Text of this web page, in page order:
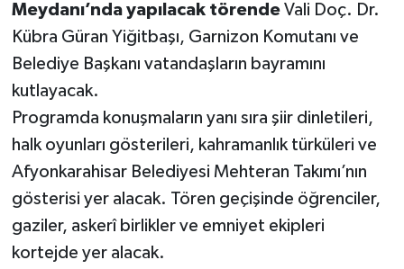
Meydanı’nda yapılacak törendeVali Doç. Dr.
Kübra Güran Yiğitbaşı, Garnizon Komutanı ve
Belediye Başkanı vatandaşların bayramını
kutlayacak.
Programda konuşmaların yanı sıra şiir dinletileri,
halk oyunları gösterileri, kahramanlık türküleri ve
Afyonkarahisar Belediyesi Mehteran Takımı’nın
gösterisi yer alacak. Tören geçişinde öğrenciler,
gaziler, askerî birlikler ve emniyet ekipleri
kortejde yer alacak.